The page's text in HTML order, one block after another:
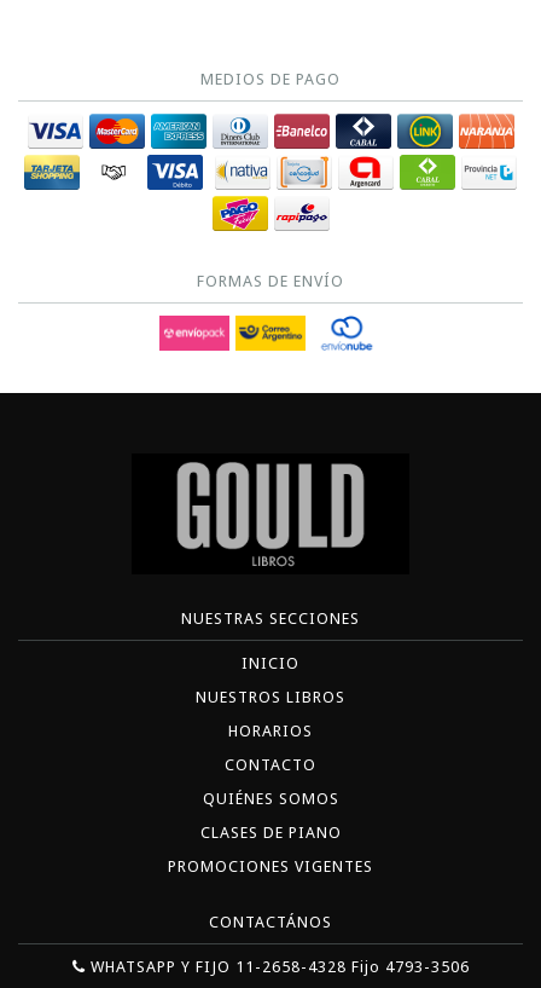
MEDIOS DE PAGO
FORMAS DE ENVÍO
NUESTRAS SECCIONES
INICIO
NUESTROS LIBROS
HORARIOS
CONTACTO
QUIÉNES SOMOS
CLASES DE PIANO
PROMOCIONES VIGENTES
CONTACTÁNOS
WHATSAPP Y FIJO 11-2658-4328 Fijo 4793-3506